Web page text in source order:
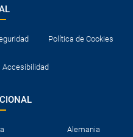
Política de Cookies
Accesibilidad
Alemania